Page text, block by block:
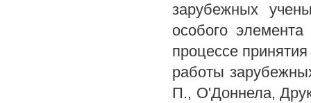
зарубежных
особого
процессе
работы
П., О'Доннела,